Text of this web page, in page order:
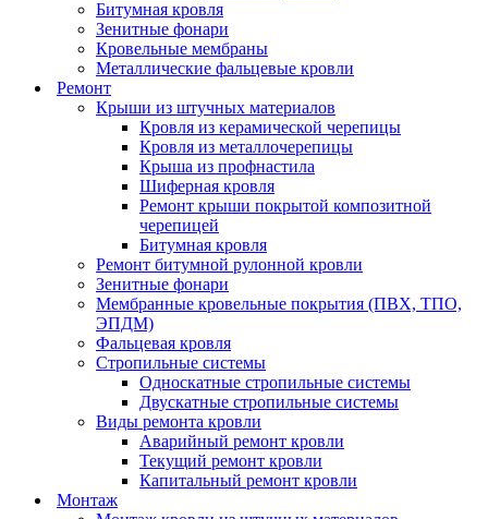
Битумная кровля
Зенитные фонари
Кровельные мембраны
Металлические фальцевые кровли
Ремонт
Крыши из штучных материалов
Кровля из керамической черепицы
Кровля из металлочерепицы
Крыша из профнастила
Шиферная кровля
Ремонт крыши покрытой композитной
черепицей
Битумная кровля
Ремонт битумной рулонной кровли
Зенитные фонари
Мембранные кровельные покрытия (ПВХ, ТПО,
ЭПДМ)
Фальцевая кровля
Стропильные системы
Односкатные стропильные системы
Двускатные стропильные системы
Виды ремонта кровли
Аварийный ремонт кровли
Текущий ремонт кровли
Капитальный ремонт кровли
Монтаж